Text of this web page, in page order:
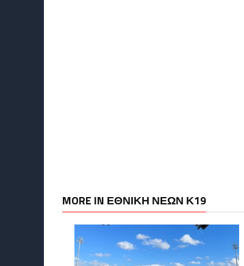
MORE IN ΕΘΝΙΚΗ ΝΕΩΝ Κ19